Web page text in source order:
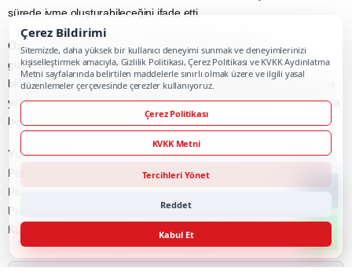
Rektörler Forumu'nu, mutabakat zaptının uygulanmasını
desteklemek ve üzerinde mutabık kalınan girişimleri takip etmek için
platform olarak kullanabileceklerine işaret eden Özvar, bu kapsamda
koordinasyon veya ortak çalışma mekanizması kurulması, sınırlı
sayıda öncelikli alan belirlenmesi ile pilot ortak programların ve
araştırma projelerinin teşvik edilmesinin değerlendirilebileceğini
vurguladı.
teknolojileri gibi birkaç stratejik alana odaklanabileceklerini belirten
Özvar, bu alanlardaki hedef odaklı ve iyi tanımlanmış projelerin kısa
sürede ivme oluşturabileceğini ifade etti.
Çerez Bildirimi
Sitemizde, daha yüksek bir kullanıcı deneyimi sunmak ve deneyimlerinizi
kişiselleştirmek amacıyla, Gizlilik Politikası, Çerez Politikası ve KVKK Aydınlatma
Metni sayfalarında belirtilen maddelerle sınırlı olmak üzere ve ilgili yasal
düzenlemeler çerçevesinde çerezler kullanıyoruz.
Çerez Politikası
KVKK Metni
Tercihleri Yönet
Reddet
Kabul Et